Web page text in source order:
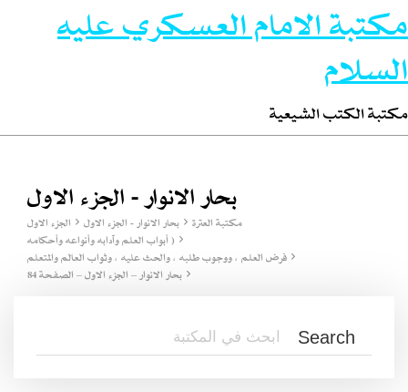
مكتبة الامام العسكري عليه
السلام
مكتبة الكتب الشيعية
بحار الانوار - الجزء الاول
مكتبة العترة بحار الانوار - الجزء الاول
الجزء الاول
( أبواب العلم وآدابه وأنواعه وأحكامه
فرض العلم ، ووجوب طلبه ، والحث عليه ، وثواب العالم والمتعلم
بحار الانوار – الجزء الاول – الصفحة 84